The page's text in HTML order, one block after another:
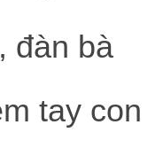
đàn bà
tay con